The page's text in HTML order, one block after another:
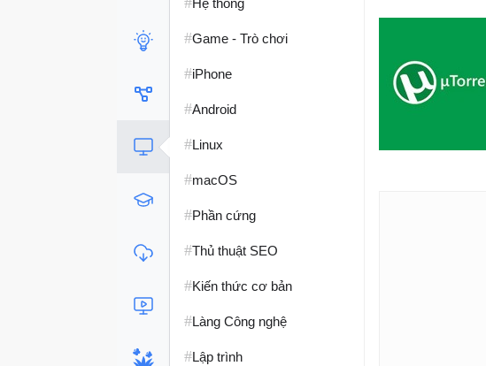
#Game - Trò chơi
#iPhone
#Android
#Linux
#macOS
#Phần cứng
#Thủ thuật SEO
#Kiến thức cơ bản
#Làng Công nghệ
#Lập trình